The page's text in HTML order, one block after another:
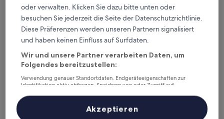
Planänderungen
Verdiene Prämien für jede
wahrgenommene Übernachtung
Mehr sparen mit Preisen für Mitglieder
Überprüfe die Preise für diese Daten
oder verwalten. Klicken Sie dazu bitte unten oder
besuchen Sie jederzeit die Seite der Datenschutzrichtlinie.
Diese Präferenzen werden unseren Partnern signalisiert
und haben keinen Einfluss auf Surfdaten.
Wir und unsere Partner verarbeiten Daten, um
Folgendes bereitzustellen:
Verwendung genauer Standortdaten. Endgeräteeigenschaften zur
Identifikation aktiv abfragen. Speichern von oder Zugriff auf
Inhalte, Messung von Werbeleistung und der Performance von Inhalten,
Zielgruppenforschung sowie Entwicklung und Verbesserung von
Akzeptieren